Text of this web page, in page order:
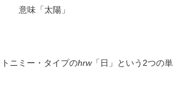
意味「太陽」
ニミー・タイプのhrw「日」という2つの